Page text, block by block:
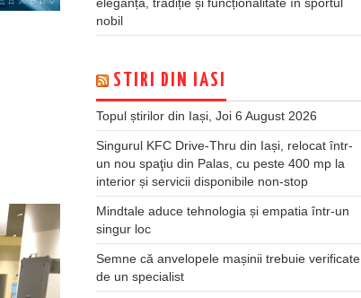
nobil
STIRI DIN IASI
Topul știrilor din Iași, Joi 6 August 2026
Singurul KFC Drive-Thru din Iași, relocat într-
un nou spaţiu din Palas, cu peste 400 mp la
interior și servicii disponibile non-stop
Mindtale aduce tehnologia și empatia într-un
singur loc
Semne că anvelopele mașinii trebuie verificate
de un specialist